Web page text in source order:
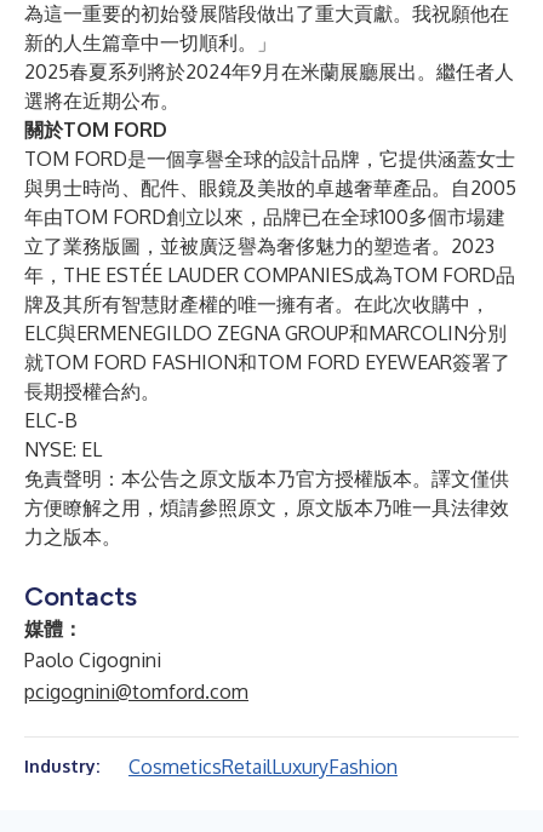
為這一重要的初始發展階段做出了重大貢獻。我祝願他在
新的人生篇章中一切順利。」
2025春夏系列將於2024年9月在米蘭展廳展出。繼任者人
選將在近期公布。
關於TOM FORD
TOM FORD是一個享譽全球的設計品牌，它提供涵蓋女士
與男士時尚、配件、眼鏡及美妝的卓越奢華產品。自2005
年由TOM FORD創立以來，品牌已在全球100多個市場建
立了業務版圖，並被廣泛譽為奢侈魅力的塑造者。2023
年，THE ESTÉE LAUDER COMPANIES成為TOM FORD品
牌及其所有智慧財產權的唯一擁有者。在此次收購中，
ELC與ERMENEGILDO ZEGNA GROUP和MARCOLIN分別
就TOM FORD FASHION和TOM FORD EYEWEAR簽署了
長期授權合約。
ELC-B
NYSE: EL
免責聲明：本公告之原文版本乃官方授權版本。譯文僅供
方便瞭解之用，煩請參照原文，原文版本乃唯一具法律效
力之版本。
Contacts
媒體：
Paolo Cigognini
pcigognini@tomford.com
Industry: CosmeticsRetailLuxuryFashion